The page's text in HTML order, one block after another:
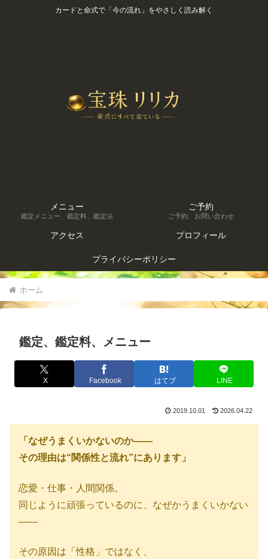
カードと命式で「今の流れ」をやさしく読み解く
メニュー
鑑定メニュー、鑑定料、鑑定法
ご予約
ご予約、お問い合わせ
アクセス プロフィール
プライバシーポリシー
ホーム
鑑定、鑑定料、メニュー
X Facebook はてブ LINE
2019.10.01 2026.04.22
「なぜうまくいかないのか——
その理由は“関係性と流れ”にあります」
恋愛・仕事・人間関係。
同じように頑張っているのに、なぜかうまくいかない
——
その原因は「性格」ではなく、